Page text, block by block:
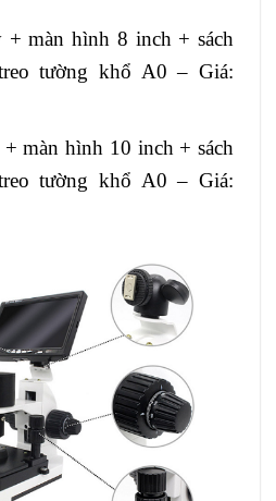
+ màn hình 8 inch + sách
tường khổ A0 – Giá:
màn hình 10 inch + sách
tường khổ A0 – Giá: